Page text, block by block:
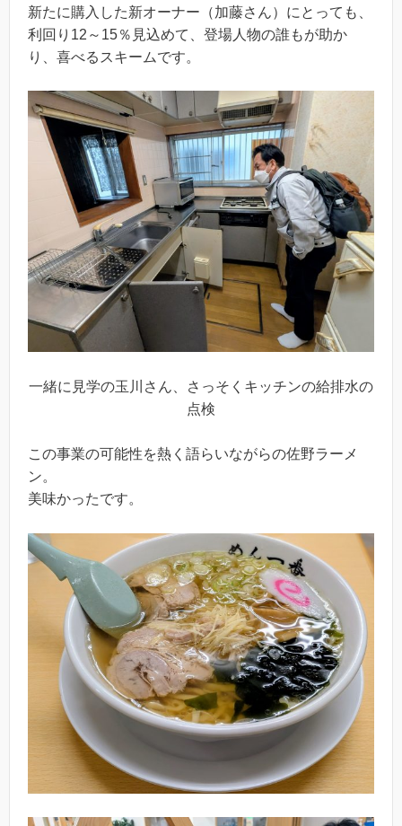
新たに購入した新オーナー（加藤さん）にとっても、
利回り12～15％見込めて、登場人物の誰もが助か
り、喜べるスキームです。
一緒に見学の玉川さん、さっそくキッチンの給排水の
点検
この事業の可能性を熱く語らいながらの佐野ラーメ
ン。
美味かったです。